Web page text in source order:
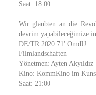
Saat: 18:00
Wir glaubten an die
devrim yapabileceğimize
DE/TR 2020 71' OmdU
Filmlandschaften
Yönetmen: Ayten Akyıldız
Kino: KommKino im
Saat: 21:00